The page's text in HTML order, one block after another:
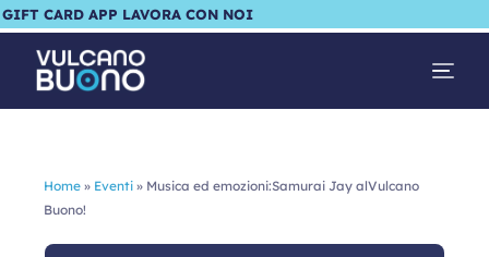
GIFT CARD APP LAVORA CON NOI
Home » Eventi » Musica ed emozioni:Samurai Jay alVulcano
Buono!